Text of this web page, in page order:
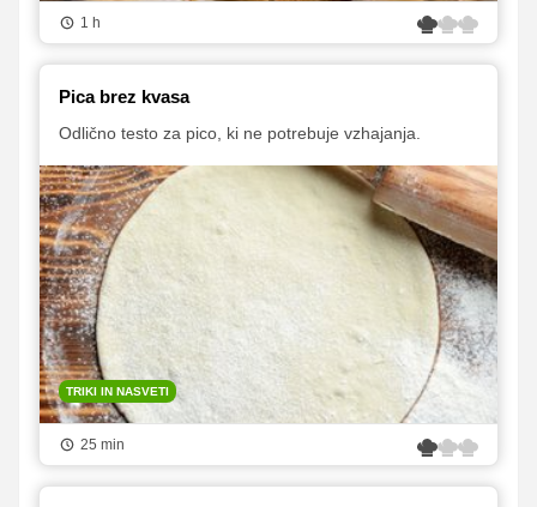
1 h
Pica brez kvasa
Odlično testo za pico, ki ne potrebuje vzhajanja.
TRIKI IN NASVETI
25 min